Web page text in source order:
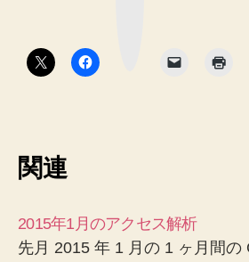
関連
2015年1月のアクセス解析
先月 2015 年 1 月の 1 ヶ月間の